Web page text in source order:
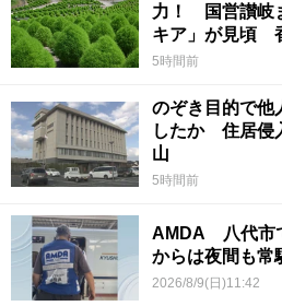
力！ 国営讃岐
キア」が見頃
5時間前
のぞき目的で他
したか 住居侵
山
5時間前
AMDA 八代市
からは夜間も常
2026/8/9(日)11:42